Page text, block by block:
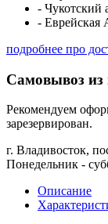
- Чукотский
- Еврейская
подробнее про
Самовывоз из
Рекомендуем
зарезервирован.
г. Владивосток,
Понедельник -
Описание